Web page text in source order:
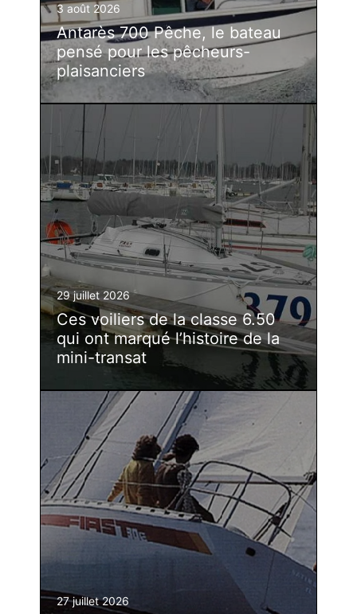
3 août 2026
Antarès 700 Pêche, le bateau
pensé pour les pêcheurs-
plaisanciers
29 juillet 2026
Ces voiliers de la classe 6.50
qui ont marqué l’histoire de la
mini-transat
27 juillet 2026